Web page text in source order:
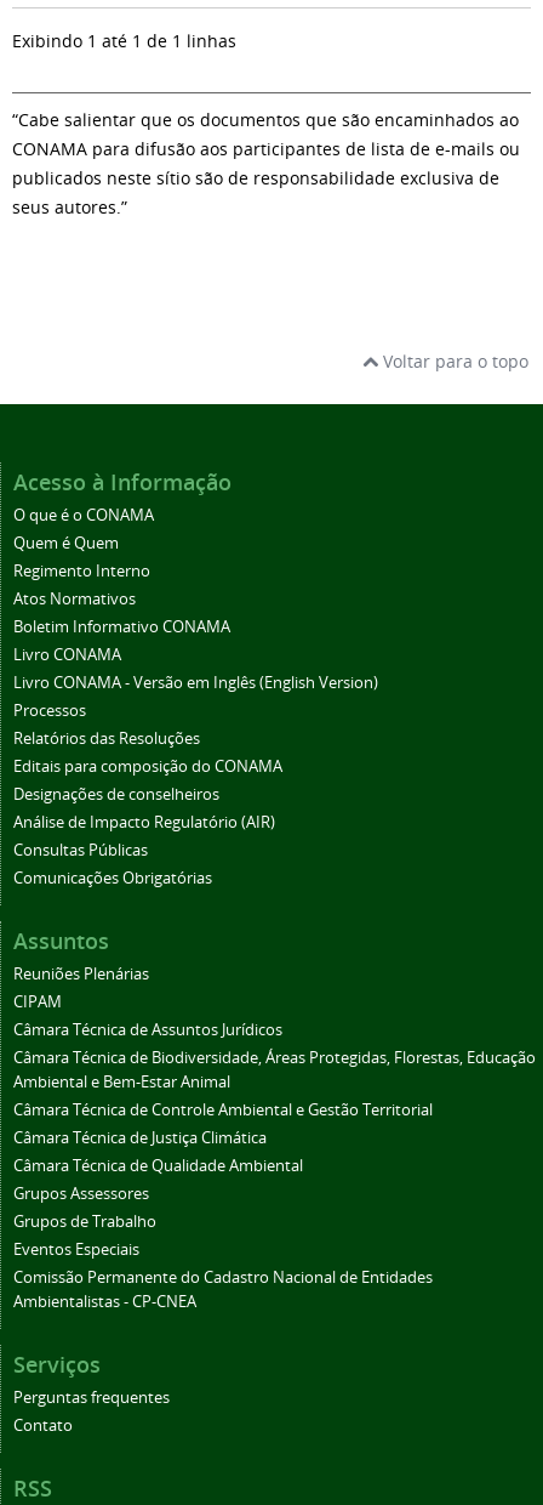
Exibindo 1 até 1 de 1 linhas
“Cabe salientar que os documentos que são encaminhados ao
CONAMA para difusão aos participantes de lista de e-mails ou
publicados neste sítio são de responsabilidade exclusiva de
seus autores.”
Voltar para o topo
Acesso à Informação
O que é o CONAMA
Quem é Quem
Regimento Interno
Atos Normativos
Boletim Informativo CONAMA
Livro CONAMA
Livro CONAMA - Versão em Inglês (English Version)
Processos
Relatórios das Resoluções
Editais para composição do CONAMA
Designações de conselheiros
Análise de Impacto Regulatório (AIR)
Consultas Públicas
Comunicações Obrigatórias
Assuntos
Reuniões Plenárias
CIPAM
Câmara Técnica de Assuntos Jurídicos
Câmara Técnica de Biodiversidade, Áreas Protegidas, Florestas, Educação
Ambiental e Bem-Estar Animal
Câmara Técnica de Controle Ambiental e Gestão Territorial
Câmara Técnica de Justiça Climática
Câmara Técnica de Qualidade Ambiental
Grupos Assessores
Grupos de Trabalho
Eventos Especiais
Comissão Permanente do Cadastro Nacional de Entidades
Ambientalistas - CP-CNEA
Serviços
Perguntas frequentes
Contato
RSS